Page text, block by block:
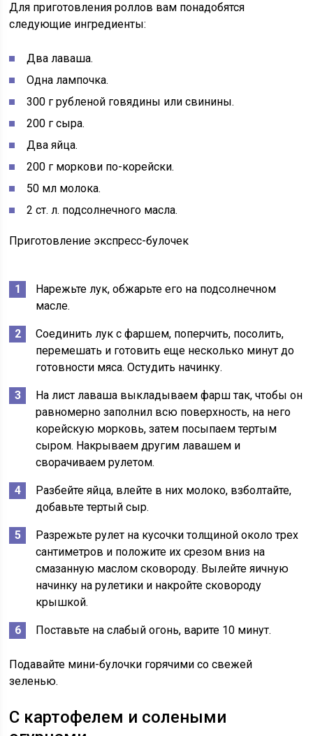
Для приготовления роллов вам понадобятся
следующие ингредиенты:
Два лаваша.
Одна лампочка.
300 г рубленой говядины или свинины.
200 г сыра.
Два яйца.
200 г моркови по-корейски.
50 мл молока.
2 ст. л. подсолнечного масла.
Приготовление экспресс-булочек
Нарежьте лук, обжарьте его на подсолнечном
масле.
Соединить лук с фаршем, поперчить, посолить,
перемешать и готовить еще несколько минут до
готовности мяса. Остудить начинку.
На лист лаваша выкладываем фарш так, чтобы он
равномерно заполнил всю поверхность, на него
корейскую морковь, затем посыпаем тертым
сыром. Накрываем другим лавашем и
сворачиваем рулетом.
Разбейте яйца, влейте в них молоко, взболтайте,
добавьте тертый сыр.
Разрежьте рулет на кусочки толщиной около трех
сантиметров и положите их срезом вниз на
смазанную маслом сковороду. Вылейте яичную
начинку на рулетики и накройте сковороду
крышкой.
Поставьте на слабый огонь, варите 10 минут.
Подавайте мини-булочки горячими со свежей
зеленью.
С картофелем и солеными